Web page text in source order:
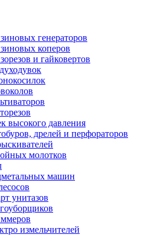
генераторов
коперов
и гайковертов
высокого давления
дрелей и перфораторов
молотков
машин
унитазов
измельчителей